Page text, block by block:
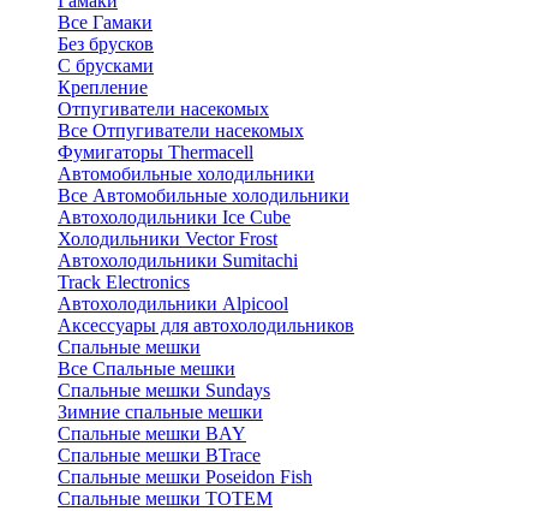
Все Гамаки
Без брусков
С брусками
Крепление
Отпугиватели насекомых
Все Отпугиватели насекомых
Фумигаторы Thermacell
Автомобильные холодильники
Все Автомобильные холодильники
Автохолодильники Ice Cube
Холодильники Vector Frost
Автохолодильники Sumitachi
Track Electronics
Автохолодильники Alpicool
Аксессуары для автохолодильников
Спальные мешки
Все Спальные мешки
Спальные мешки Sundays
Зимние спальные мешки
Спальные мешки BAY
Спальные мешки BTrace
Спальные мешки Poseidon Fish
Спальные мешки ТОТЕМ